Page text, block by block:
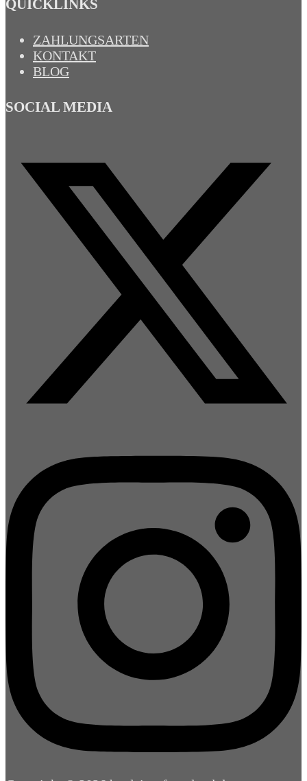
QUICKLINKS
ZAHLUNGSARTEN
KONTAKT
BLOG
SOCIAL MEDIA